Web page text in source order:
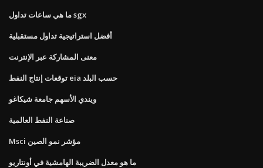
ما هي ساعات تداول sgx
أفضل استراتيجية تداول مستقبلية
معنى المشاركة عبر الإنترنت
توقعات إنتاج النفط eia حسب البلد
ويندي الأسهم جامعة شيكاغو
صناعة النفط العالمية
Msci مؤشر نمو الصين
ما هو معدل الضريبة الهامشية في أونتاريو